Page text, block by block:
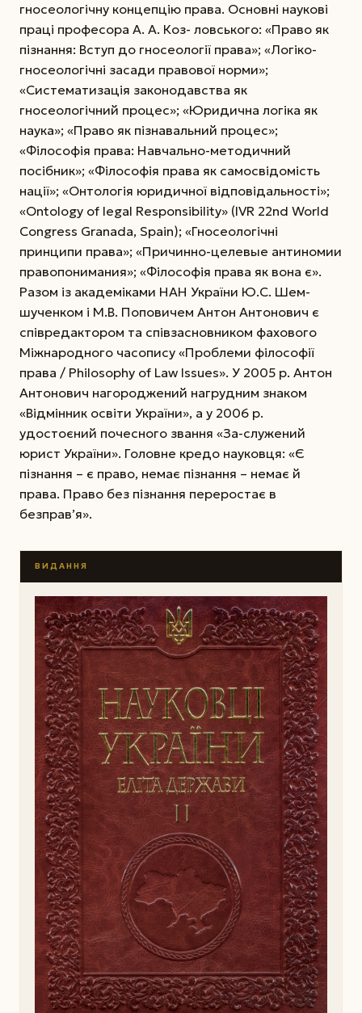
гносеологічну концепцію права. Основні наукові
праці професора А. А. Коз- ловського: «Право як
пізнання: Вступ до гносеології права»; «Логіко-
гносеологічні засади правової норми»;
«Систематизація законодавства як
гносеологічний процес»; «Юридична логіка як
наука»; «Право як пізнавальний процес»;
«Філософія права: Навчально-методичний
посібник»; «Філософія права як самосвідомість
нації»; «Онтологія юридичної відповідальності»;
«Ontology of legal Responsibility» (IVR 22nd World
Congress Granada, Spain); «Гносеологічні
принципи права»; «Причинно-целевые антиномии
правопонимания»; «Філософія права як вона є».
Разом із академіками НАН України Ю.С. Шем­
шученком і М.В. Поповичем Антон ­Антонович є
співредактором та співзасновни­ком фахового
Міжнародного часопису «Проблеми філософії
права / Philosophy of Law Issues». У 2005 р. Антон
Антонович нагороджений нагрудним знаком
«Відмінник освіти України», а у 2006 р.
удостоєний почесного звання «За-служений
юрист України». Головне кредо науковця: «Є
пізнання – є право, немає пізнання – немає й
права. Право без пізнання переростає в
безправ’я».
ВИДАННЯ